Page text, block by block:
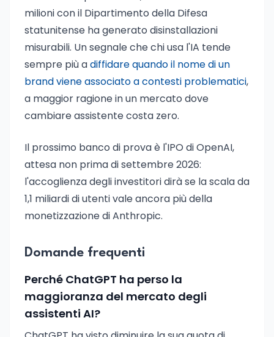
milioni con il Dipartimento della Difesa
statunitense ha generato disinstallazioni
misurabili. Un segnale che chi usa l'IA tende
sempre più adiffidare quando il nome di un
brand viene associato a contesti problematici,
a maggior ragione in un mercato dove
cambiare assistente costa zero.
Il prossimo banco di prova è l'IPO di OpenAI,
attesa non prima di settembre 2026:
l'accoglienza degli investitori dirà se la scala da
1,1 miliardi di utenti vale ancora più della
monetizzazione di Anthropic.
Domande frequenti
Perché ChatGPT ha perso la
maggioranza del mercato degli
assistenti AI?